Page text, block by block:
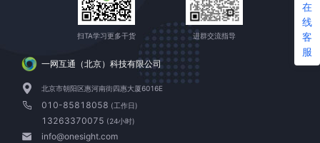
在
线
客
服
一网互通（北京）科技有限公司
北京市朝阳区惠河南街四惠大厦6016E
010-85818058 (工作日)
13263370075 (24小时)
info@onesight.com
扫TA学习更多干货 进群交流指导